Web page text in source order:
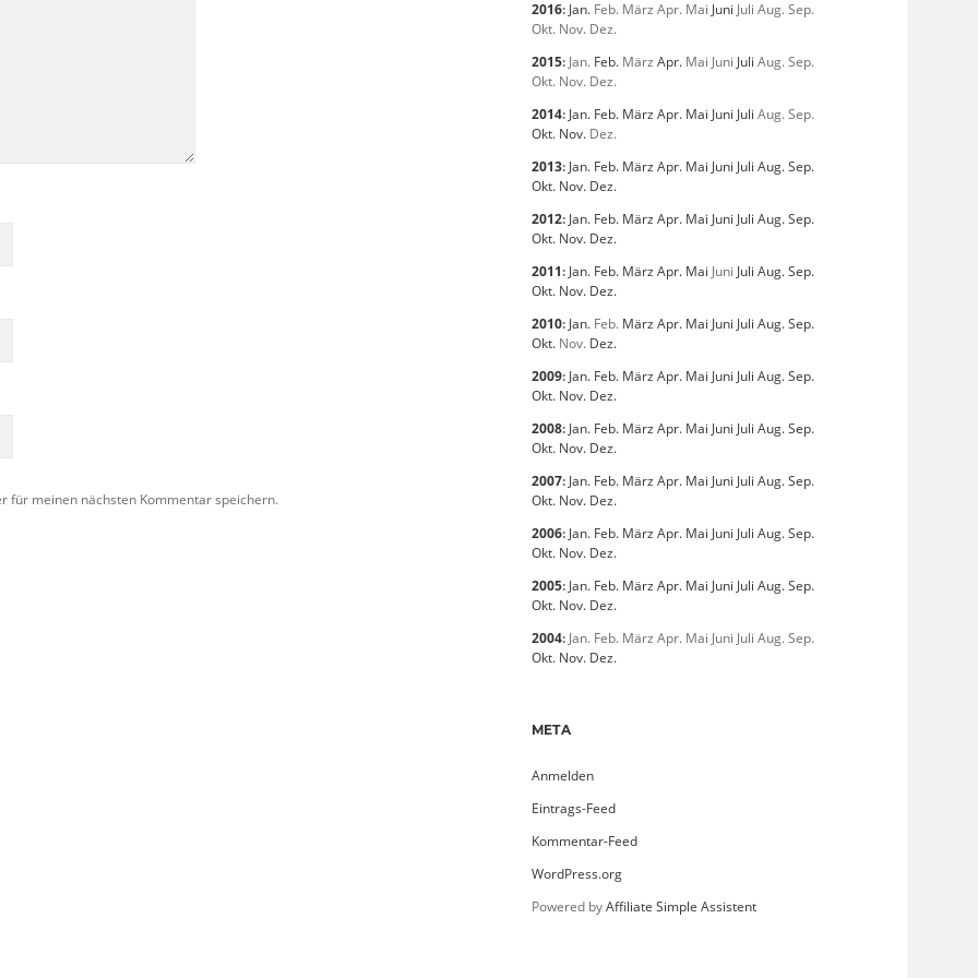
für meinen nächsten Kommentar speichern.
2016: Jan. Feb. März Apr. Mai Juni Juli Aug.Sep.
Okt. Nov. Dez.
2015: Jan. Feb. März Apr. Mai Juni Juli Aug.Sep.
Okt. Nov. Dez.
2014: Jan. Feb. März Apr. Mai Juni Juli Aug.Sep.
Okt. Nov. Dez.
2013: Jan. Feb. März Apr. Mai Juni Juli Aug.Sep.
Okt. Nov. Dez.
2012: Jan. Feb. März Apr. Mai Juni Juli Aug.Sep.
Okt. Nov. Dez.
2011: Jan. Feb. März Apr. Mai Juni Juli Aug.Sep.
Okt. Nov. Dez.
2010: Jan. Feb. März Apr. Mai Juni Juli Aug.Sep.
Okt. Nov. Dez.
2009: Jan. Feb. März Apr. Mai Juni Juli Aug.Sep.
Okt. Nov. Dez.
2008: Jan. Feb. März Apr. Mai Juni Juli Aug.Sep.
Okt. Nov. Dez.
2007: Jan. Feb. März Apr. Mai Juni Juli Aug.Sep.
Okt. Nov. Dez.
2006: Jan. Feb. März Apr. Mai Juni Juli Aug.Sep.
Okt. Nov. Dez.
2005: Jan. Feb. März Apr. Mai Juni Juli Aug.Sep.
Okt. Nov. Dez.
2004: Jan. Feb. März Apr. Mai Juni Juli Aug.Sep.
Okt. Nov. Dez.
META
Anmelden
Eintrags-Feed
Kommentar-Feed
WordPress.org
Powered byAffiliate Simple Assistent